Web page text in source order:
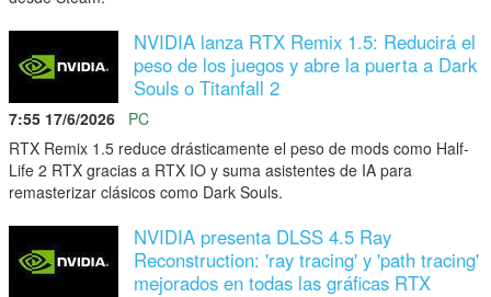
NVIDIA lanza RTX Remix 1.5: Reducirá el
peso de los juegos y abre la puerta a Dark
Souls o Titanfall 2
7:55 17/6/2026
PC
RTX Remix 1.5 reduce drásticamente el peso de mods como Half-
Life 2 RTX gracias a RTX IO y suma asistentes de IA para
remasterizar clásicos como Dark Souls.
NVIDIA presenta DLSS 4.5 Ray
Reconstruction: 'ray tracing' y 'path tracing'
mejorados en todas las gráficas RTX